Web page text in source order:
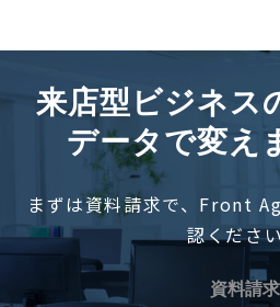
来店型ビジネス
データで変え
まずは資料請求で、Front
認くださ
資料請求